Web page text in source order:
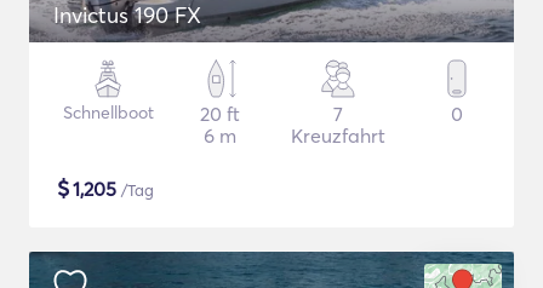
Invictus 190 FX
Schnellboot
20 ft
6 m
7
Kreuzfahrt
0
$1,205 /Tag